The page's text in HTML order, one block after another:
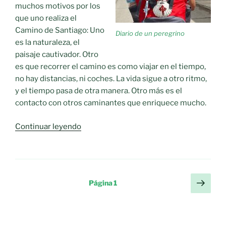
Diario de un peregrino
muchos motivos por los
que uno realiza el
Camino de Santiago: Uno
es la naturaleza, el
paisaje cautivador. Otro
es que recorrer el camino es como viajar en el tiempo,
no hay distancias, ni coches. La vida sigue a otro ritmo,
y el tiempo pasa de otra manera. Otro más es el
contacto con otros caminantes que enriquece mucho.
Continuar leyendo«Diario
peregrino.-
31Página1